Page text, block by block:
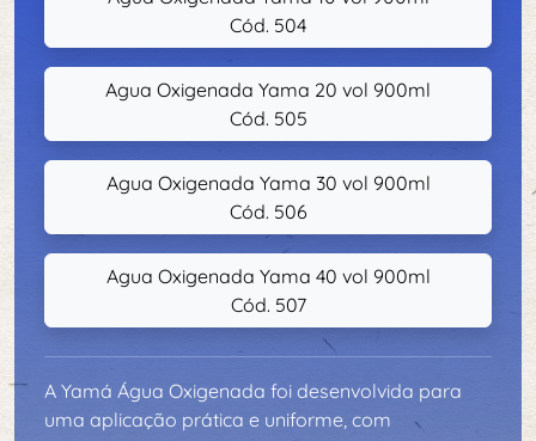
Cód. 504
Agua Oxigenada Yama 20 vol 900ml
Cód. 505
Agua Oxigenada Yama 30 vol 900ml
Cód. 506
Agua Oxigenada Yama 40 vol 900ml
Cód. 507
A Yamá Água Oxigenada foi desenvolvida para
uma aplicação prática e uniforme, com